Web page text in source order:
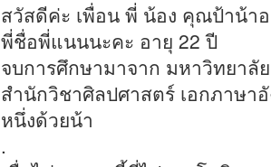
สวัสดีค่ะ เพื่อน พี่ น้อง คุณป้าน้า
พี่ชื่อพี่แนนนะคะ อายุ 22 ปี
จบการศึกษามาจาก มหาวิทยาลั
สำนักวิชาศิลปศาสตร์ เอกภาษา
หนึ่งด้วยน้า
.